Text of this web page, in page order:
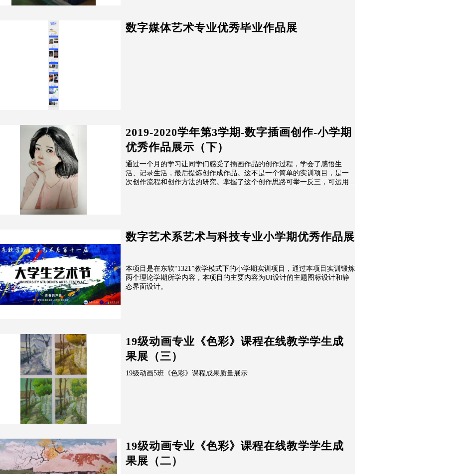
数字媒体艺术专业优秀毕业作品展
2019-2020学年第3学期-数字插画创作-小学期
优秀作品展示（下）
通过一个月的学习让同学们感受了插画作品的创作过程，学会了感悟生
活、记录生活，最后提炼创作成作品。这不是一个简单的实训项目，是一
次创作流程和创作方法的研究。掌握了这个创作思路可举一反三，可运用...
数字艺术系艺术与科技专业小学期优秀作品展
本项目是在东软“1321”教学模式下的小学期实训项目，通过本项目实训锻炼
两个理论学期所学内容，本项目的主要内容为UI设计的主题图标设计和静
态界面设计。
19级动画专业《色彩》课程在线教学学生成
果展（三）
19级动画5班《色彩》课程成果质量展示
19级动画专业《色彩》课程在线教学学生成
果展（二）